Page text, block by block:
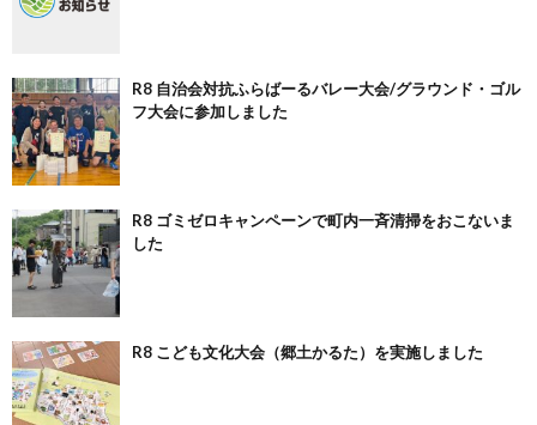
R8 自治会対抗ふらばーるバレー大会/グラウンド・ゴル
フ大会に参加しました
R8 ゴミゼロキャンペーンで町内一斉清掃をおこないま
した
R8 こども文化大会（郷土かるた）を実施しました